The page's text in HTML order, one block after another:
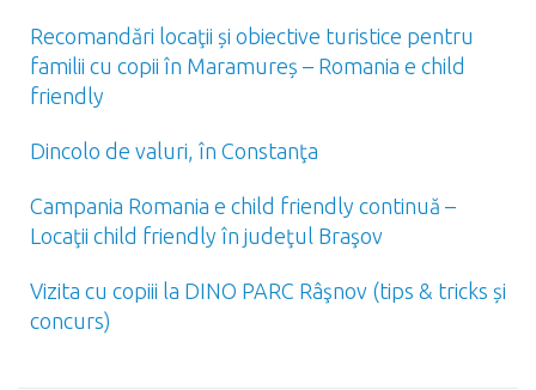
Recomandări locaţii și obiective turistice pentru
familii cu copii în Maramureș – Romania e child
friendly
Dincolo de valuri, în Constanţa
Campania Romania e child friendly continuă –
Locaţii child friendly în judeţul Braşov
Vizita cu copiii la DINO PARC Râşnov (tips & tricks și
concurs)